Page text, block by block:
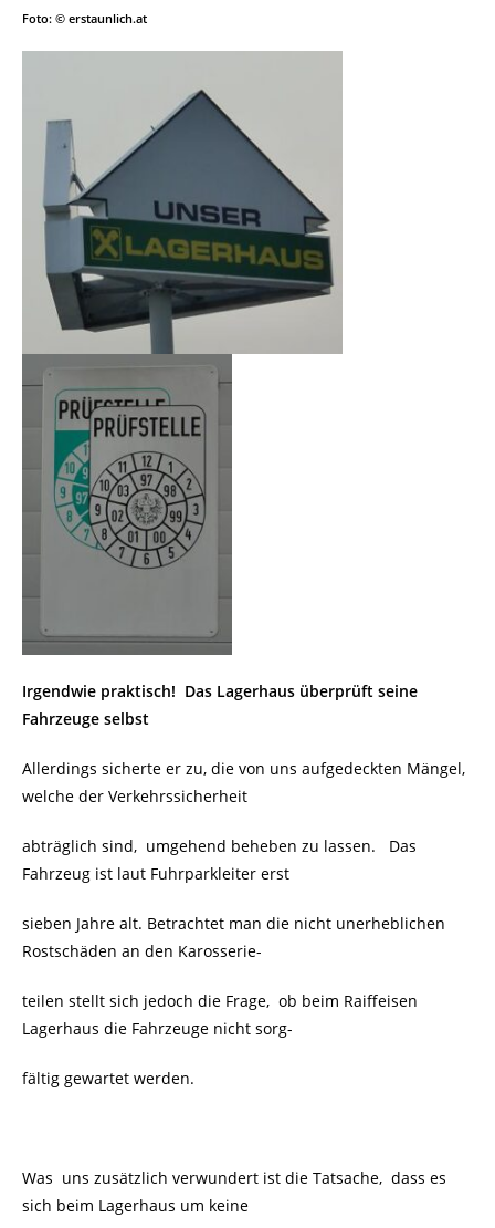
Foto: © erstaunlich.at
Irgendwie praktisch! Das Lagerhaus überprüft seine
Fahrzeuge selbst
Allerdings sicherte er zu, die von uns aufgedeckten Mängel,
welche der Verkehrssicherheit
abträglich sind, umgehend beheben zu lassen. Das
Fahrzeug ist laut Fuhrparkleiter erst
sieben Jahre alt. Betrachtet man die nicht unerheblichen
Rostschäden an den Karosserie-
teilen stellt sich jedoch die Frage, ob beim Raiffeisen
Lagerhaus die Fahrzeuge nicht sorg-
fältig gewartet werden.
Was uns zusätzlich verwundert ist die Tatsache, dass es
sich beim Lagerhaus um keine